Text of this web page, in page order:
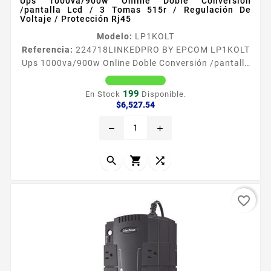
/pantalla Lcd / 3 Tomas 515r / Regulación De
Voltaje / Protección Rj45
Modelo: LP1KOLT
Referencia: 224718LINKEDPRO BY EPCOM LP1KOLT
Ups 1000va/900w Online Doble Conversión /pantalla
Lcd / 3 Tomas 515r / Regulación De Voltaje /
Protección Rj45 El equipo ideal para pequentildeas y
medianas empresas La liacutenea de UPS Linked Pro
una excelente calidad son usados para proteger y
personales conmutadores de...
En Stock 199 Disponible.
$6,527.54Precio
remove add
  
favorite_border